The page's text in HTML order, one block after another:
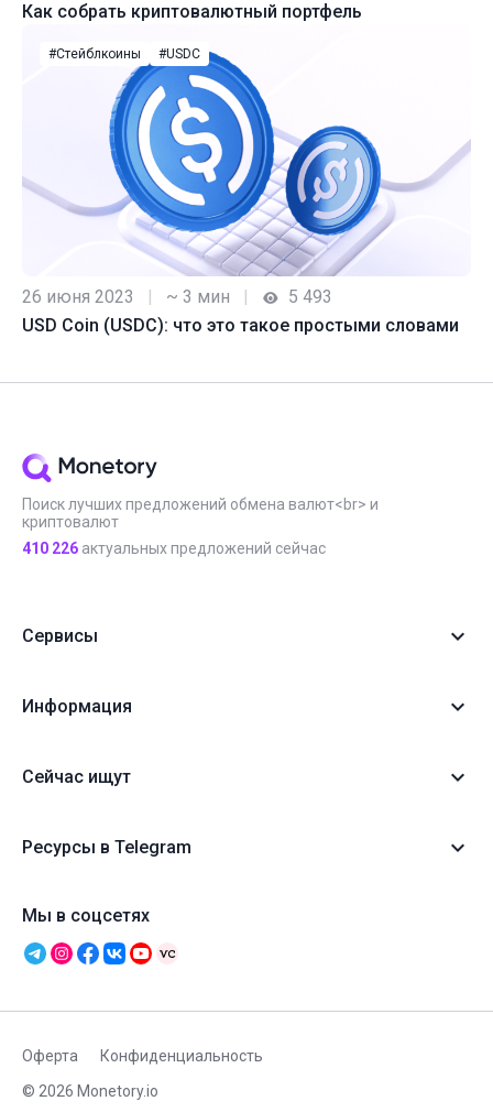
Как собрать криптовалютный портфель
#Стейблкоины #USDC
26 июня 2023 ~ 3 мин
5 493
USD Coin (USDC): что это такое простыми словами
Поиск лучших предложений обмена валют<br> и
криптовалют
410 226 актуальных предложений сейчас
Сервисы
Информация
Сейчас ищут
Ресурсы в Telegram
Мы в соцсетях
Оферта
Конфиденциальность
© 2026 Monetory.io